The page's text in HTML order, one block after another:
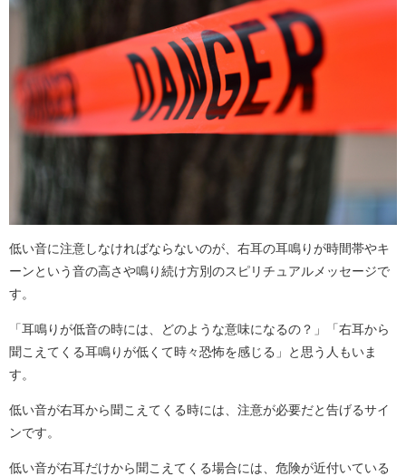
低い音に注意しなければならないのが、右耳の耳鳴りが時間帯やキ
ーンという音の高さや鳴り続け方別のスピリチュアルメッセージで
す。
「耳鳴りが低音の時には、どのような意味になるの？」「右耳から
聞こえてくる耳鳴りが低くて時々恐怖を感じる」と思う人もいま
す。
低い音が右耳から聞こえてくる時には、注意が必要だと告げるサイ
ンです。
低い音が右耳だけから聞こえてくる場合には、危険が近付いている